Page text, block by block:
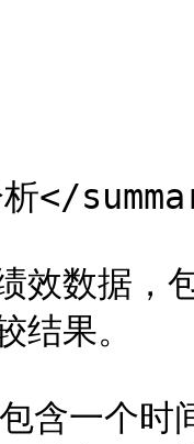
</
效数据，
结果。
含一个